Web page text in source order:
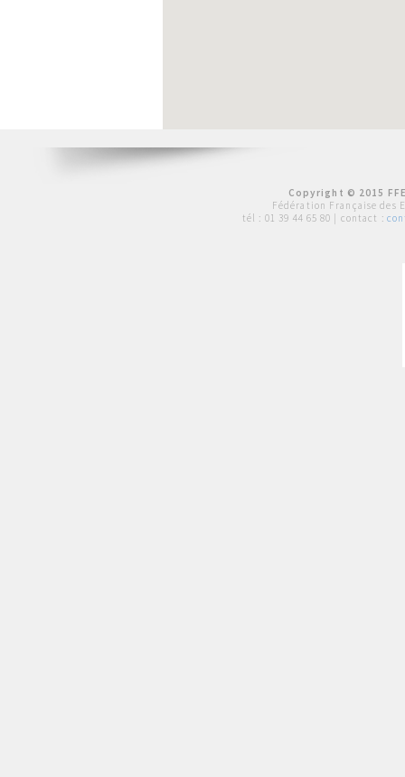
Copyright © 2015
Fédération Française des
tél : 01 39 44 65 80 | contact :